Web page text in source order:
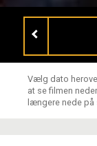
Vælg dato
at se filmen
længere nede på